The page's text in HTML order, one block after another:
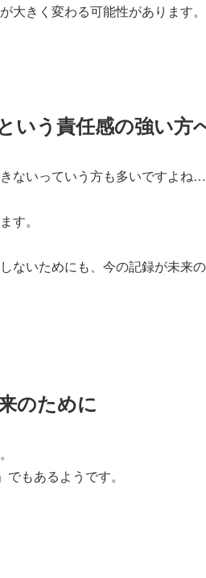
大きく変わる可能性があります。
いう責任感の強い方
ないっていう方も多いですよね…
す。
ないためにも、今の記録が未来
のために
もあるようです。